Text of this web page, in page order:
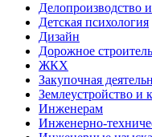
Делопроизводство
Детская психология
Дизайн
Дорожное
ЖКХ
Закупочная
Землеустройство и
Инженерам
Инженерно-